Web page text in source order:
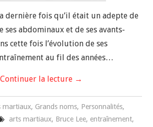
dernière fois qu’il était un adepte de
ses abdominaux et de ses avants-
cette fois l’évolution de ses
au fil des années…
Continuer la lecture →
martiaux, Grands noms, Personnalités,
arts martiaux, Bruce Lee, entraînement,